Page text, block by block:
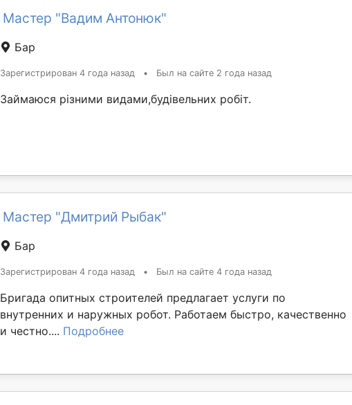
Мастер "Вадим Антонюк"
Бар
Зарегистрирован 4 года назад • Был на сайте 2 года назад
Займаюся різними видами,будівельних робіт.
Мастер "Дмитрий Рыбак"
Бар
Зарегистрирован 4 года назад • Был на сайте 4 года назад
Бригада опитных строителей предлагает услуги по
внутренних и наружных робот. Работаем быстро, качественно
и честно.... Подробнее